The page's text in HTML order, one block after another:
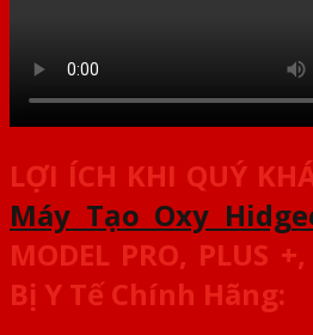
LỢI ÍCH KHI QUÝ
Máy Tạo Oxy
MODEL PRO, PLUS +,
Bị Y Tế Chính Hãng: